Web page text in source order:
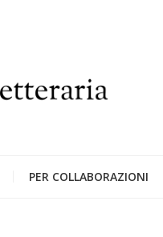
PER COLLABORAZIONI